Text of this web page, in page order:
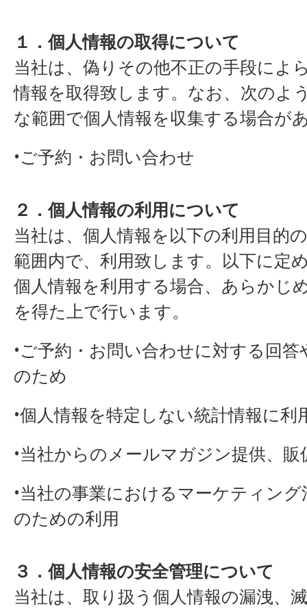
１．個人情報の取得について
当社は、偽りその他不正の手段によ
情報を取得致します。なお、次のよ
な範囲で個人情報を収集する場合が
•ご予約・お問い合わせ
２．個人情報の利用について
当社は、個人情報を以下の利用目的
範囲内で、利用致します。以下に定
個人情報を利用する場合、あらかじ
を得た上で行います。
•ご予約・お問い合わせに対する回答
のため
•個人情報を特定しない統計情報に利
•当社からのメールマガジン提供、販
•当社の事業におけるマーケティング
のための利用
３．個人情報の安全管理について
当社は、取り扱う個人情報の漏洩、